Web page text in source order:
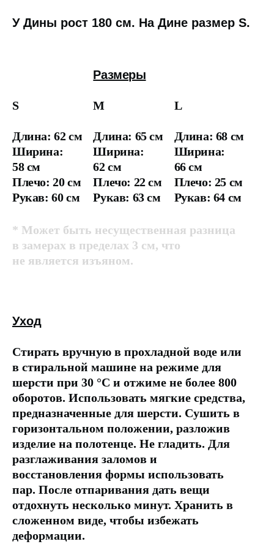
У Дины рост 180 см. На Дине размер S.
S
Длина: 62 см
Ширина:
58 см
Плечо: 20 см
Рукав: 60 см
Размеры
M
Длина: 65 см
Ширина:
62 см
Плечо: 22 см
Рукав: 63 см
L
Длина: 68 см
Ширина:
66 см
Плечо: 25 см
Рукав: 64 см
* Может быть несущественная разница
в замерах в пределах 3 см, что
не является изъяном.
Уход
Стирать вручную в прохладной воде или
в стиральной машине на режиме для
шерсти при 30 °C и отжиме не более 800
оборотов. Использовать мягкие средства,
предназначенные для шерсти. Сушить в
горизонтальном положении, разложив
изделие на полотенце. Не гладить. Для
разглаживания заломов и
восстановления формы использовать
пар. После отпаривания дать вещи
отдохнуть несколько минут. Хранить в
сложенном виде, чтобы избежать
деформации.